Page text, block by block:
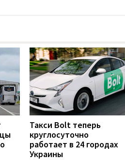
Такси Bolt теперь
круглосуточно
работает в 24 городах
Украины